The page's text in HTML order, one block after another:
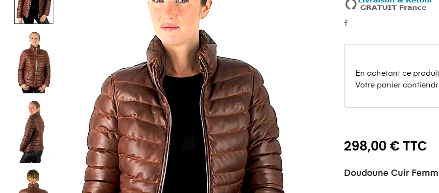
En achetant ce
Votre panier
298,00 € TTC
Doudoune Cuir